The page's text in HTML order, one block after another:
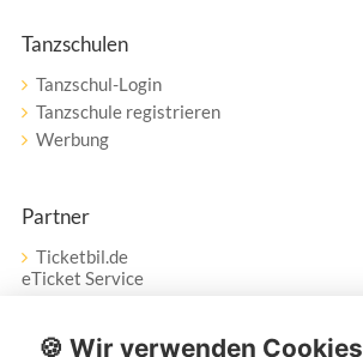
Tanzschulen
Tanzschul-Login
Tanzschule registrieren
Werbung
Partner
Ticketbil.de
eTicket Service
Vertrag widerrufen
🍪 Wir verwenden Cookies